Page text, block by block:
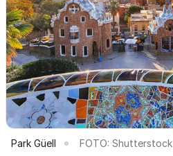
Park Güell FOTO: Shutterstock